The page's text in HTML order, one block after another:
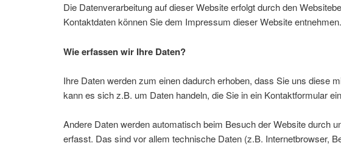
Die Datenverarbeitung auf dieser Website erfolgt durch den
Kontaktdaten können Sie dem Impressum dieser Website entnehmen.
Wie erfassen wir Ihre Daten?
Ihre Daten werden zum einen dadurch erhoben, dass Sie uns diese
kann es sich z.B. um Daten handeln, die Sie in ein Kontaktformular
Andere Daten werden automatisch beim Besuch der Website durch
erfasst. Das sind vor allem technische Daten (z.B. Internetbrowser,